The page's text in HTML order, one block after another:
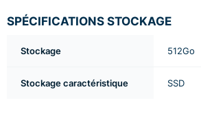
SPÉCIFICATIONS STOCKAGE
Stockage 512Go
Stockage caractéristique SSD